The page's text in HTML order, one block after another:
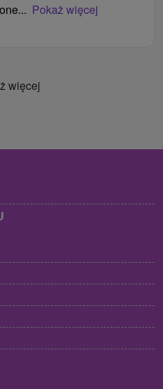
Pokaż więcej
więcej